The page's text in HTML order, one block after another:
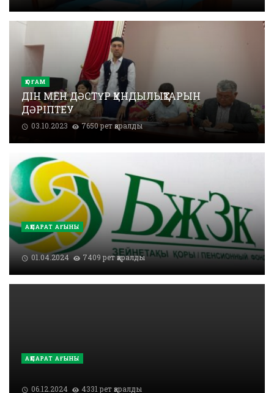
ҚОҒАМ
ДІН МЕН ДӘСТҮР ҚҰНДЫЛЫҚТАРЫН
ДӘРІПТЕУ
03.10.2023 7650 рет қаралды
АҚПАРАТ АҒЫНЫ
01.04.2024 7409 рет қаралды
АҚПАРАТ АҒЫНЫ
06.12.2024 4331 рет қаралды